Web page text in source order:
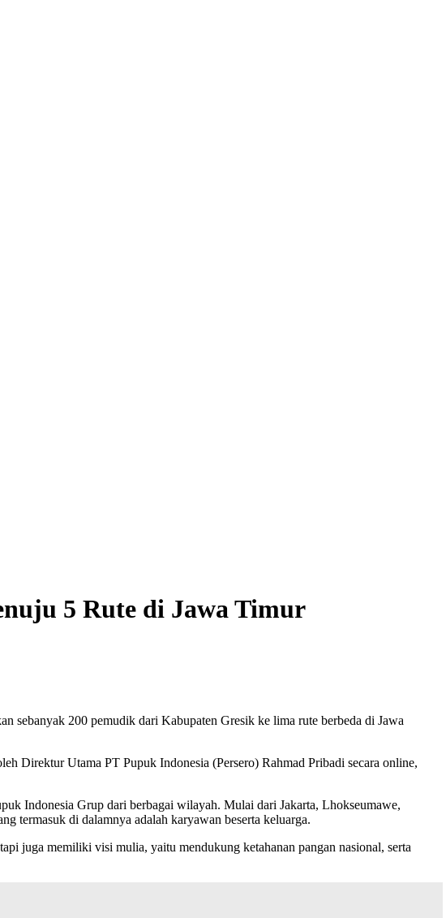
5 Rute di Jawa Timur
sebanyak 200 pemudik dari Kabupaten Gresik ke lima rute berbeda di Jawa
Direktur Utama PT Pupuk Indonesia (Persero) Rahmad Pribadi secara online,
Indonesia Grup dari berbagai wilayah. Mulai dari Jakarta, Lhokseumawe,
termasuk di dalamnya adalah karyawan beserta keluarga.
juga memiliki visi mulia, yaitu mendukung ketahanan pangan nasional, serta